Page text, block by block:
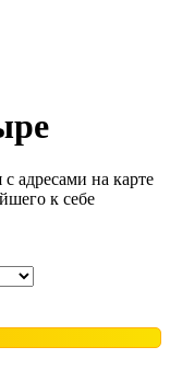
адресами на карте
к себе